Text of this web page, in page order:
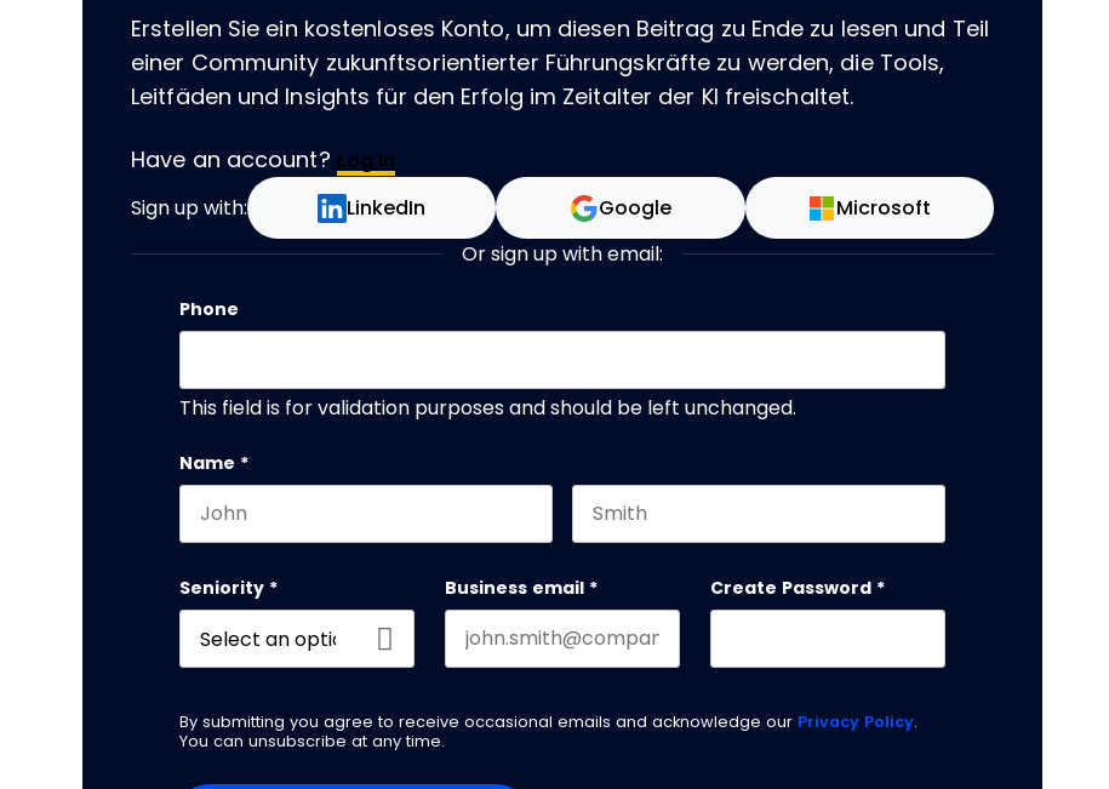
Erstellen Sie ein kostenloses Konto, um diesen Beitrag zu Ende zu lesen und Teil
einer Community zukunftsorientierter Führungskräfte zu werden, die Tools,
Leitfäden und Insights für den Erfolg im Zeitalter der KI freischaltet.
Have an account? Log In
Sign up with: LinkedIn Google Microsoft
Or sign up with email:
Phone
This field is for validation purposes and should be left unchanged.
Name *
Seniority * Business email * Create Password *
By submitting you agree to receive occasional emails and acknowledge our Privacy Policy.
You can unsubscribe at any time.